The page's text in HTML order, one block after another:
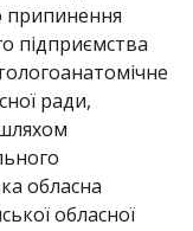
припинення
підприємства
ради,
обласна
обласної